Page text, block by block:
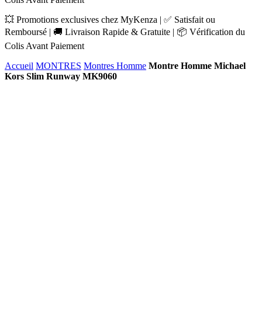
💥 Promotions exclusives chez MyKenza | ✅ Satisfait ou
Remboursé | 🚚 Livraison Rapide & Gratuite | 📦 Vérification du
Colis Avant Paiement
Accueil MONTRES Montres Homme Montre Homme Michael
Kors Slim Runway MK9060